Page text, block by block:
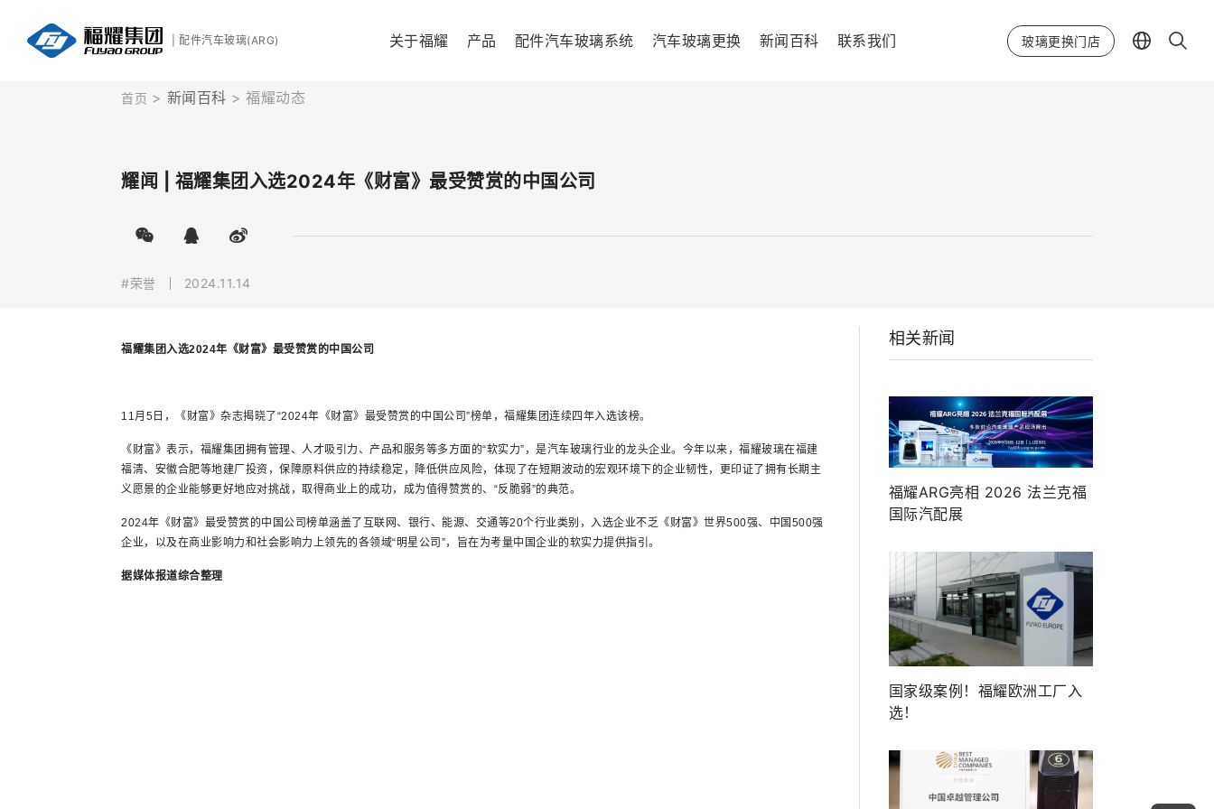
| 配件汽车玻璃(ARG) 关于福耀 产品 配件汽车玻璃系统 汽车玻璃更换 新闻百科 联系我们 玻璃更换门店
首页 新闻百科 福耀动态
耀闻 | 福耀集团入选2024年《财富》最受赞赏的中国公司
#荣誉 2024.11.14
福耀集团入选2024年《财富》最受赞赏的中国公司
11月5日，《财富》杂志揭晓了“2024年《财富》最受赞赏的中国公司”榜单，福耀集团连续四年入选该榜。
《财富》表示，福耀集团拥有管理、人才吸引力、产品和服务等多方面的“软实力”，是汽车玻璃行业的龙头企业。今年以来，福耀玻璃在福建
福清、安徽合肥等地建厂投资，保障原料供应的持续稳定，降低供应风险，体现了在短期波动的宏观环境下的企业韧性，更印证了拥有长期主
义愿景的企业能够更好地应对挑战，取得商业上的成功，成为值得赞赏的、“反脆弱”的典范。
2024年《财富》最受赞赏的中国公司榜单涵盖了互联网、银行、能源、交通等20个行业类别，入选企业不乏《财富》世界500强、中国500强
企业，以及在商业影响力和社会影响力上领先的各领域“明星公司”，旨在为考量中国企业的软实力提供指引。
据媒体报道综合整理
相关新闻
福耀ARG亮相 2026 法兰克福
国际汽配展
国家级案例！福耀欧洲工厂入
选！